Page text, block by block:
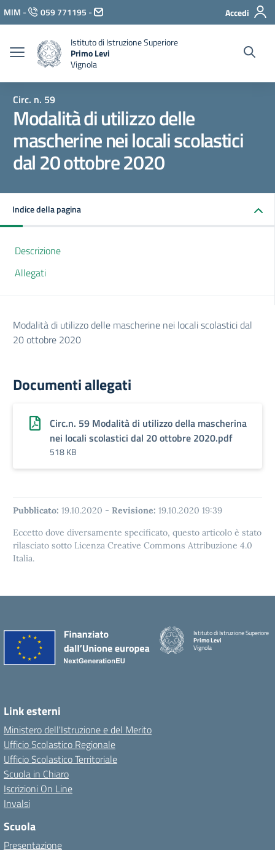
Vai ai contenuti
Vai al menu di navigazione
Vai al footer
MIM - 059 771195 - Accedi
Istituto di Istruzione Superiore
Primo Levi
Vignola
Circ. n. 59
Modalità di utilizzo delle
mascherine nei locali scolastici
dal 20 ottobre 2020
Indice della pagina
Descrizione
Allegati
Modalità di utilizzo delle mascherine nei locali scolastici dal
20 ottobre 2020
Documenti allegati
Circ.n. 59 Modalità di utilizzo della mascherina
nei locali scolastici dal 20 ottobre 2020.pdf
518 KB
Pubblicato: 19.10.2020 - Revisione: 19.10.2020 19:39
Eccetto dove diversamente specificato, questo articolo è stato
rilasciato sotto Licenza Creative Commons Attribuzione 4.0
Italia.
Istituto di Istruzione Superiore
Primo Levi
Vignola
Link esterni
Ministero dell'Istruzione e del Merito
Ufficio Scolastico Regionale
Ufficio Scolastico Territoriale
Scuola in Chiaro
Iscrizioni On Line
Invalsi
Scuola
Presentazione